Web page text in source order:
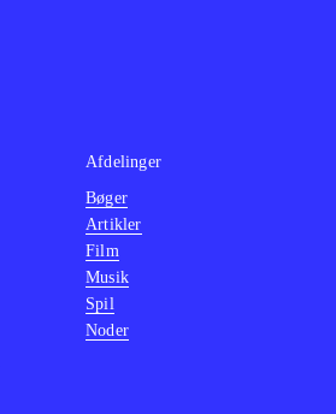
Afdelinger
Bøger
Artikler
Film
Musik
Spil
Noder